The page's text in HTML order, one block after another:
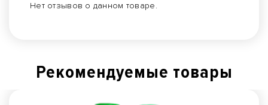
Нет отзывов о данном товаре.
Рекомендуемые товары